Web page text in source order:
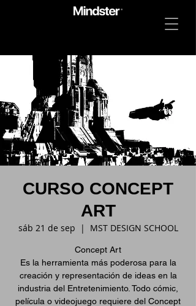
CURSO CONCEPT
ART
sáb 21 de sep
  |
MST DESIGN SCHOOL
Concept Art
Es la herramienta más poderosa para la
creación y representación de ideas en la
industria del Entretenimiento. Todo cómic,
película o videojuego requiere del Concept